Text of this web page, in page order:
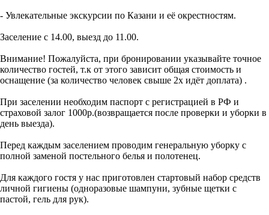
- Увлекательные экскурсии по Казани и её окрестностям.
Заселение с 14.00, выезд до 11.00.
Внимание! Пожалуйста, при бронировании указывайте точное
количество гостей, т.к от этого зависит общая стоимость и
оснащение (за количество человек свыше 2х идёт доплата) .
При заселении необходим паспорт с регистрацией в РФ и
страховой залог 1000р.(возвращается после проверки и уборки в
день выезда).
Перед каждым заселением проводим генеральную уборку с
полной заменой постельного белья и полотенец.
Для каждого гостя у нас приготовлен стартовый набор средств
личной гигиены (одноразовые шампуни, зубные щетки с
пастой, гель для рук).